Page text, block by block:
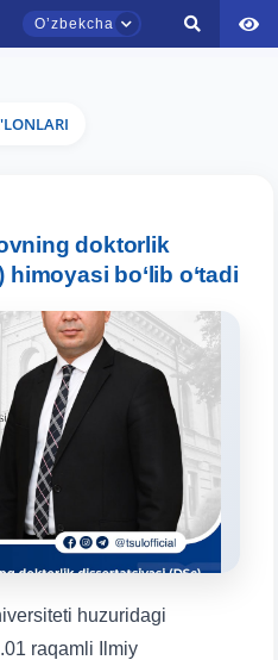
Oʼzbekcha
doktorlik
bo‘lib o‘tadi
huzuridagi
raqamli Ilmiy
murojaatlari
ushbu
aniq
2. Hujjatlar (magistr) (4)
6. Elektron ariza (16)